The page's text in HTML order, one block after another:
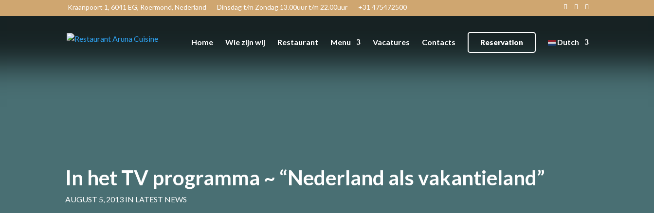
Kraanpoort 1, 6041 EG, Roermond, Nederland Dinsdag t/m Zondag 13.00uur t/m 22.00uur +31 475472500
Home Wie zijn wij Restaurant Menu Vacatures Contacts Reservation Dutch
In het TV programma ~ “Nederland als vakantieland”
AUGUST 5, 2013 IN LATEST NEWS